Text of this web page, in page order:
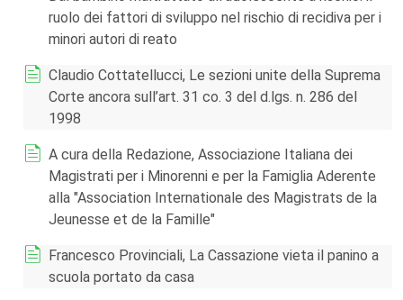
ruolo dei fattori di sviluppo nel rischio di recidiva per i
minori autori di reato
Claudio Cottatellucci, Le sezioni unite della Suprema
Corte ancora sull’art. 31 co. 3 del d.lgs. n. 286 del
1998
A cura della Redazione, Associazione Italiana dei
Magistrati per i Minorenni e per la Famiglia Aderente
alla "Association Internationale des Magistrats de la
Jeunesse et de la Famille"
Francesco Provinciali, La Cassazione vieta il panino a
scuola portato da casa